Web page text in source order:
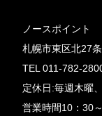
ノースポイント
札幌市東区北27
TEL 011-782-
定休日:毎週木曜
営業時間10：30